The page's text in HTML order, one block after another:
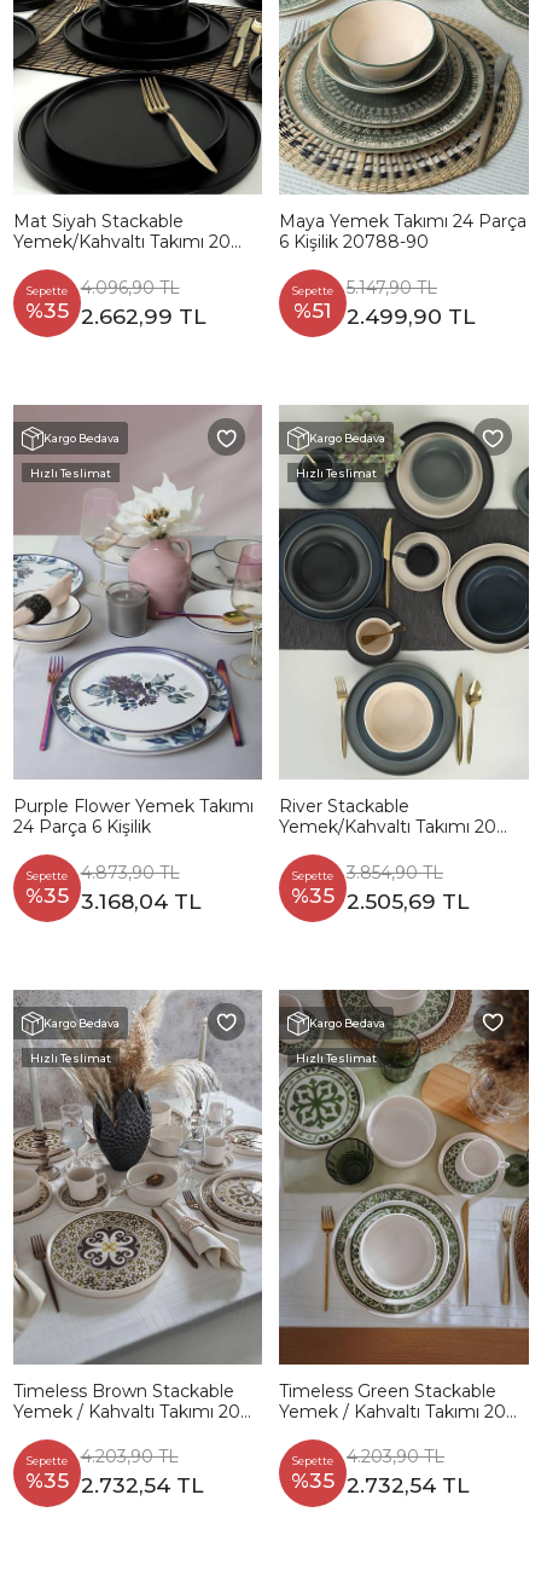
Mat Siyah Stackable
Yemek/Kahvaltı Takımı 20
Sepette
%35
4.096,90 TL
2.662,99 TL
Maya Yemek Takımı 24 Parça
6 Kişilik 20788-90
Sepette
%51
5.147,90 TL
2.499,90 TL
Kargo Bedava
Hızlı Teslimat
Purple Flower Yemek Takımı
24 Parça 6 Kişilik
Sepette
%35
4.873,90 TL
3.168,04 TL
Kargo Bedava
Hızlı Teslimat
River Stackable
Yemek/Kahvaltı Takımı 20
Sepette
%35
3.854,90 TL
2.505,69 TL
Kargo Bedava
Hızlı Teslimat
Timeless Brown Stackable
Yemek / Kahvaltı Takımı 20
Sepette
%35
4.203,90 TL
2.732,54 TL
Kargo Bedava
Hızlı Teslimat
Timeless Green Stackable
Yemek / Kahvaltı Takımı 20
Sepette
%35
4.203,90 TL
2.732,54 TL